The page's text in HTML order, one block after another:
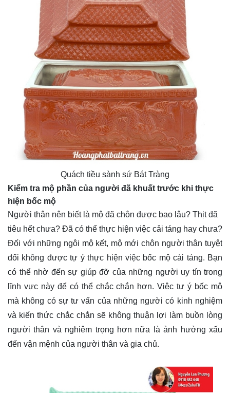
Quách tiều sành sứ Bát Tràng
Kiểm tra mộ phần của người đã khuất trước khi thực
hiện bốc mộ
Người thân nên biết là mộ đã chôn được bao lâu? Thịt đã
tiêu hết chưa? Đã có thể thực hiện việc cải táng hay chưa?
Đối với những ngôi mộ kết, mộ mới chôn người thân tuyệt
đối không được tự ý thực hiện việc bốc mộ cải táng. Bạn
có thể nhờ đến sự giúp đỡ của những người uy tín trong
lĩnh vực này để có thể chắc chắn hơn. Việc tự ý bốc mộ
mà không có sự tư vấn của những người có kinh nghiệm
và kiến thức chắc chắn sẽ không thuận lợi làm buồn lòng
người thân và nghiêm trọng hơn nữa là ảnh hưởng xấu
đến vận mệnh của người thân và gia chủ.